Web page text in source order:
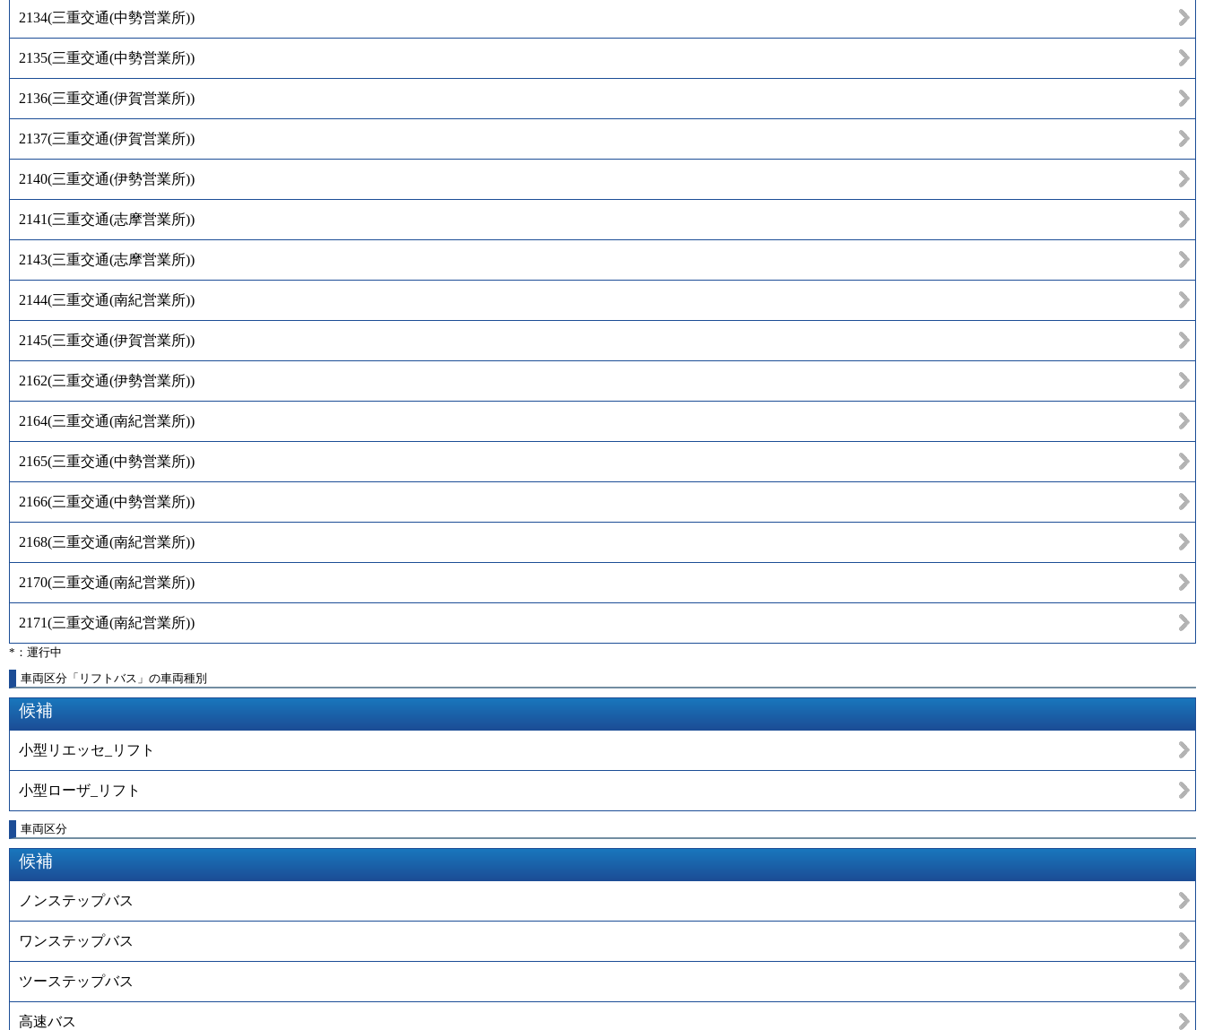
2134(三重交通(中勢営業所))
2135(三重交通(中勢営業所))
2136(三重交通(伊賀営業所))
2137(三重交通(伊賀営業所))
2140(三重交通(伊勢営業所))
2141(三重交通(志摩営業所))
2143(三重交通(志摩営業所))
2144(三重交通(南紀営業所))
2145(三重交通(伊賀営業所))
2162(三重交通(伊勢営業所))
2164(三重交通(南紀営業所))
2165(三重交通(中勢営業所))
2166(三重交通(中勢営業所))
2168(三重交通(南紀営業所))
2170(三重交通(南紀営業所))
2171(三重交通(南紀営業所))
*：運行中
車両区分「リフトバス」の車両種別
候補
小型リエッセ_リフト
小型ローザ_リフト
車両区分
候補
ノンステップバス
ワンステップバス
ツーステップバス
高速バス